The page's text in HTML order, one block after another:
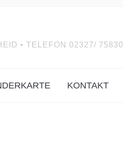
• TELEFON 02327/ 75830
KONTAKT